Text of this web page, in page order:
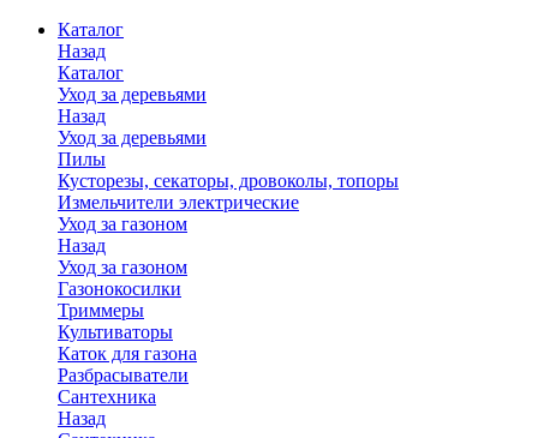
Каталог
Назад
Каталог
Уход за деревьями
Назад
Уход за деревьями
Пилы
Кусторезы, секаторы, дровоколы, топоры
Измельчители электрические
Уход за газоном
Назад
Уход за газоном
Газонокосилки
Триммеры
Культиваторы
Каток для газона
Разбрасыватели
Сантехника
Назад